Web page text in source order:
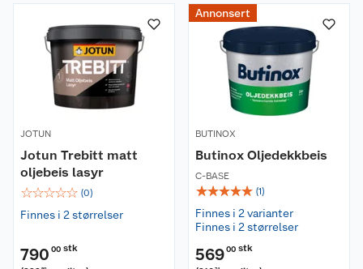
JOTUN
Jotun Trebitt matt
oljebeis lasyr
☆☆☆☆☆ (0)
Finnes i 2 størrelser
790 00 stk
Annonsert
BUTINOX
Butinox Oljedekkbeis
C-BASE
☆☆☆☆☆ (1)
Finnes i 2 varianter
Finnes i 2 størrelser
56900 stk